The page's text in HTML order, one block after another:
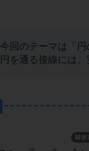
今回のテーマは「
円を通る接線には